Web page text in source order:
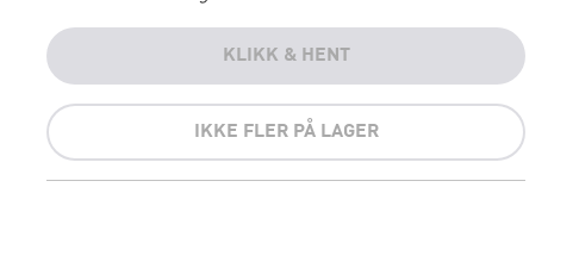
KLIKK & HENT
IKKE FLER PÅ LAGER